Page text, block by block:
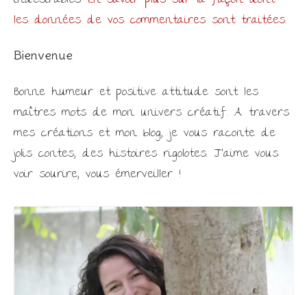
les données de vos commentaires sont traitées.
Bienvenue
Bonne humeur et positive attitude sont les
maîtres mots de mon univers créatif. A travers
mes créations et mon blog, je vous raconte de
jolis contes, des histoires rigolotes. J'aime vous
voir sourire, vous émerveiller !